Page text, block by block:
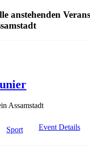
anstehenden
Assamstadt
Sport Event Details